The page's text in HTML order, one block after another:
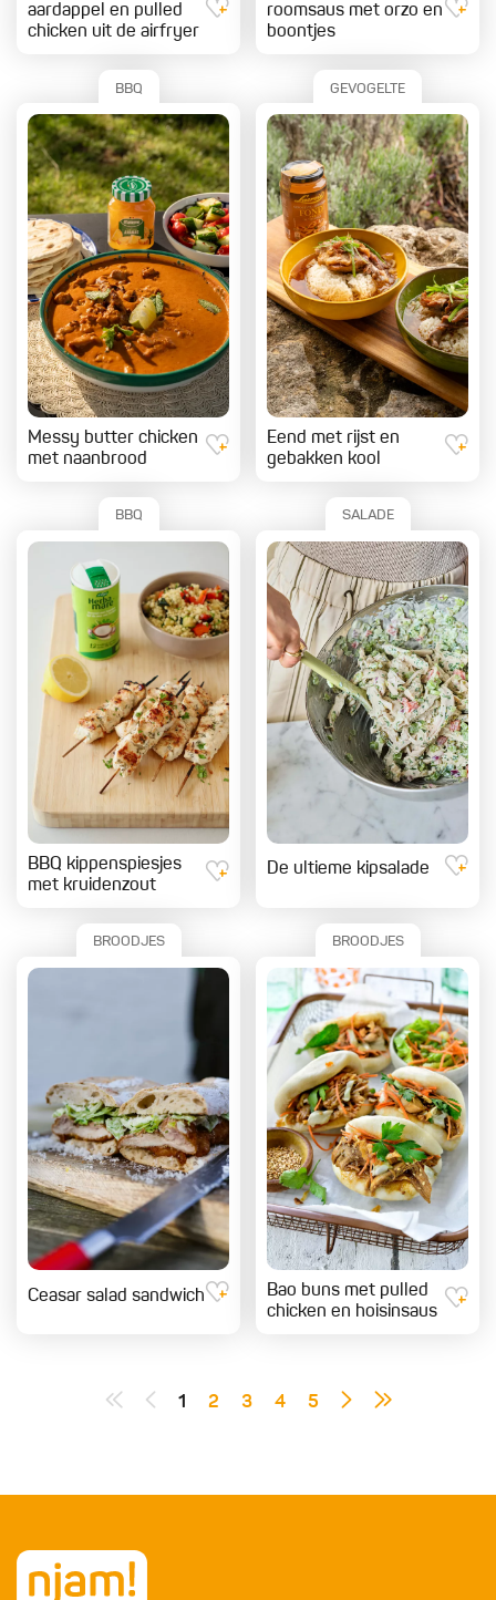
aardappel en pulled
chicken uit de airfryer
roomsaus met orzo en
boontjes
BBQ
Messy butter chicken
met naanbrood
GEVOGELTE
Eend met rijst en
gebakken kool
BBQ
BBQ kippenspiesjes
met kruidenzout
SALADE
De ultieme kipsalade
BROODJES
Ceasar salad sandwich
BROODJES
Bao buns met pulled
chicken en hoisinsaus
1 2 3 4 5